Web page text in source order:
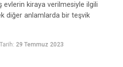
evlerin kiraya verilmesiyle ilgili
diğer anlamlarda bir teşvik
Tarih: 29 Temmuz 2023